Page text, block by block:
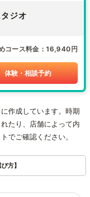
ジオ
コース料金 16,940円
体験・相談予約
作成しています。時期
たり、店舗によって内
でご確認ください。
方】